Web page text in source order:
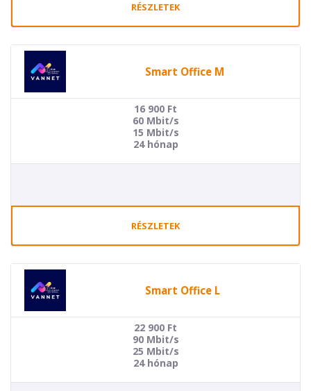
RÉSZLETEK
Smart Office M
16 900 Ft
60 Mbit/s
15 Mbit/s
24 hónap
RÉSZLETEK
Smart Office L
22 900 Ft
90 Mbit/s
25 Mbit/s
24 hónap